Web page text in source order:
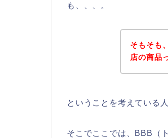
も、、、。
そもそも
店の商品
ということを考えている
そこでここでは、BBB（